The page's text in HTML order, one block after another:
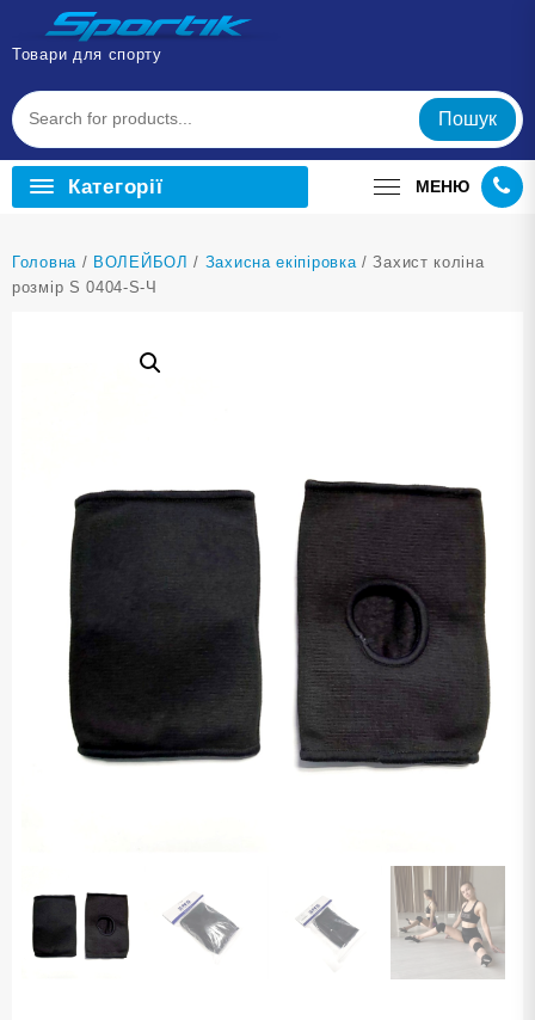
Перейти
вмісту
Товари для спорту
Пошук
Категорії МЕНЮ
Головна / ВОЛЕЙБОЛ / Захисна екіпіровка / Захист коліна
розмір S 0404-S-Ч